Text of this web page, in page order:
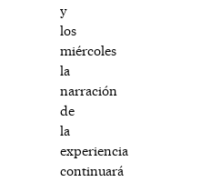
y
los
miércoles
la
narración
de
la
experiencia
continuará